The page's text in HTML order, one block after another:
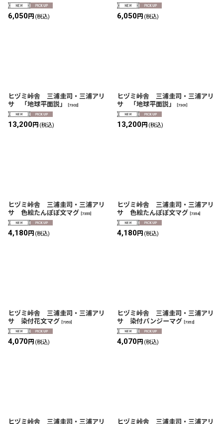
6,050円 (税込) 6,050円 (税込)
ヒヅミ峠舎 三浦圭司・三浦アリ
サ 「地球平面説」
7302]
13,200円 (税込)
ヒヅミ峠舎 三浦圭司・三浦アリ
サ 「地球平面説」
7301
13,200円 (税込)
ヒヅミ峠舎 三浦圭司・三浦アリ
サ 色絵たんぽぽ文マグ
7355
4,180円 (税込)
ヒヅミ峠舎 三浦圭司・三浦アリ
サ 色絵たんぽぽ文マグ
7354]
4,180円 (税込)
ヒヅミ峠舎 三浦圭司・三浦アリ
サ 染付花文マグ
7353
4,070円 (税込)
ヒヅミ峠舎 三浦圭司・三浦アリ
サ 染付パンジーマグ
7352]
4,070円 (税込)
ヒヅミ峠舎 三浦圭司・三浦アリ ヒヅミ峠舎 三浦圭司・三浦アリ